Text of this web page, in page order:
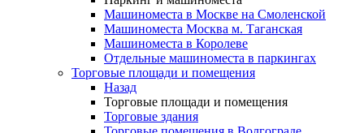
Машиноместа в Москве на Смоленской
Машиноместа Москва м. Таганская
Машиноместа в Королеве
Отдельные машиноместа в паркингах
Торговые площади и помещения
Назад
Торговые площади и помещения
Торговые здания